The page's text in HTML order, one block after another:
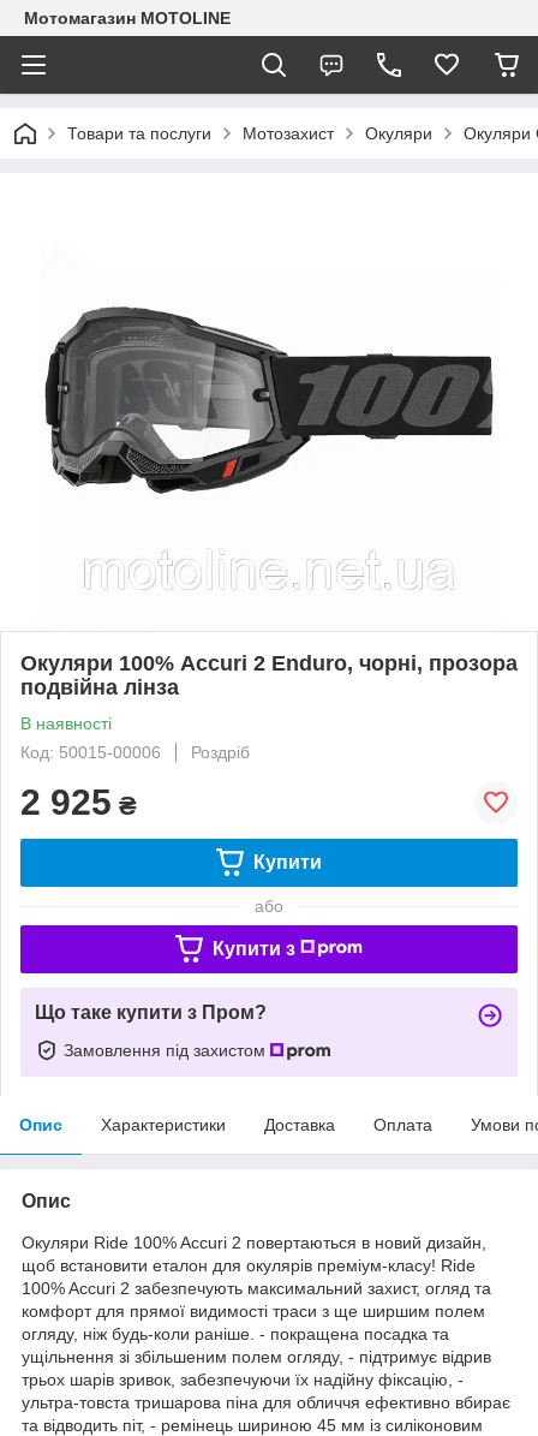
Мотомагазин MOTOLINE
Товари та послуги Мотозахист Окуляри Окуляри
Окуляри 100% Accuri 2 Enduro, чорні, прозора
подвійна лінза
В наявності
Код: 50015-00006
Роздріб
2 925 ₴
Купити
або
Купити з
Що таке купити з Пром?
Замовлення під захистом
Опис Характеристики Доставка Оплата Умови
Опис
Окуляри Ride 100% Accuri 2 повертаються в новий дизайн,
щоб встановити еталон для окулярів преміум-класу! Ride
100% Accuri 2 забезпечують максимальний захист, огляд та
комфорт для прямої видимості траси з ще ширшим полем
огляду, ніж будь-коли раніше. - покращена посадка та
ущільнення зі збільшеним полем огляду, - підтримує відрив
трьох шарів зривок, забезпечуючи їх надійну фіксацію, -
ультра-товста тришарова піна для обличчя ефективно вбирає
та відводить піт, - ремінець шириною 45 мм із силіконовим